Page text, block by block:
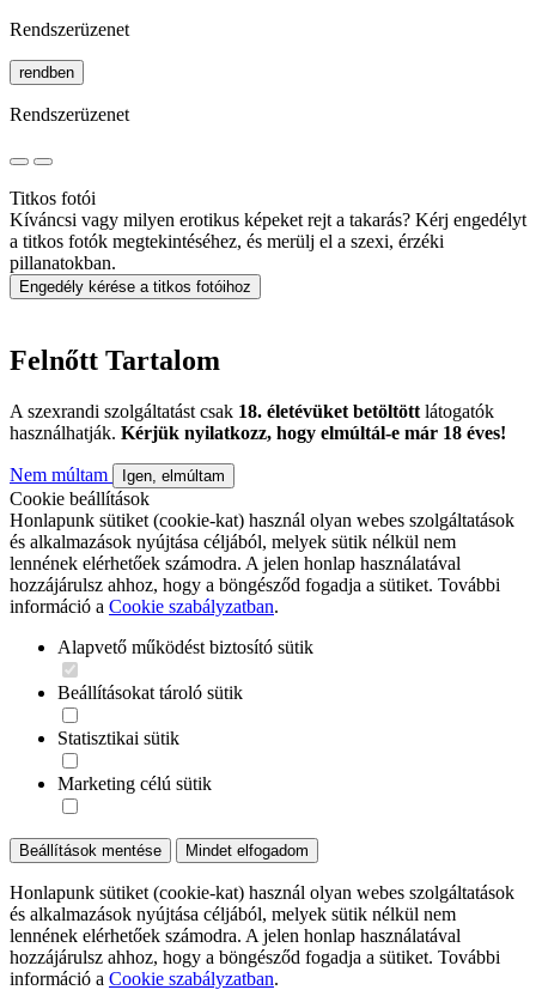
Rendszerüzenet
rendben
Rendszerüzenet
Titkos fotói
Kíváncsi vagy milyen erotikus képeket rejt a takarás? Kérj engedélyt
a titkos fotók megtekintéséhez, és merülj el a szexi, érzéki
pillanatokban.
Engedély kérése a titkos fotóihoz
Felnőtt Tartalom
A szexrandi szolgáltatást csak 18. életévüket betöltött látogatók
használhatják. Kérjük nyilatkozz, hogy elmúltál-e már 18 éves!
Nem múltam Igen, elmúltam
Cookie beállítások
Honlapunk sütiket (cookie-kat) használ olyan webes szolgáltatások
és alkalmazások nyújtása céljából, melyek sütik nélkül nem
lennének elérhetőek számodra. A jelen honlap használatával
hozzájárulsz ahhoz, hogy a böngésződ fogadja a sütiket. További
információ a Cookie szabályzatban.
Alapvető működést biztosító sütik
Beállításokat tároló sütik
Statisztikai sütik
Marketing célú sütik
Beállítások mentése Mindet elfogadom
Honlapunk sütiket (cookie-kat) használ olyan webes szolgáltatások
és alkalmazások nyújtása céljából, melyek sütik nélkül nem
lennének elérhetőek számodra. A jelen honlap használatával
hozzájárulsz ahhoz, hogy a böngésződ fogadja a sütiket. További
információ a Cookie szabályzatban.